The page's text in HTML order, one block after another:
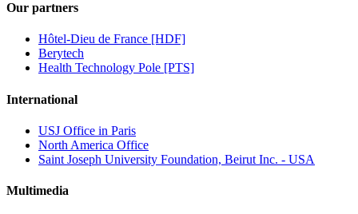
Our partners
Hôtel-Dieu de France [HDF]
Berytech
Health Technology Pole [PTS]
International
USJ Office in Paris
North America Office
Saint Joseph University Foundation, Beirut Inc. - USA
Multimedia